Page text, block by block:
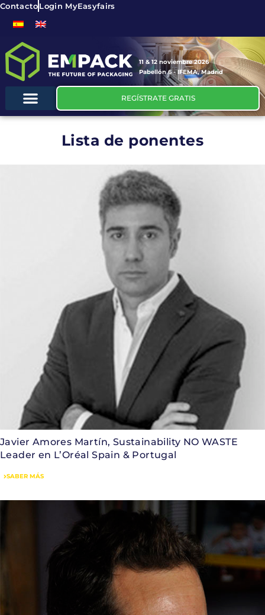
ContactoLogin MyEasyfairs
11 & 12 noviembre 2026
Pabellón 6 - IFEMA, Madrid
REGÍSTRATE GRATIS
Lista de ponentes
Javier Amores Martín, Sustainability NO WASTE
Leader en L’Oréal Spain & Portugal
SABER MÁS